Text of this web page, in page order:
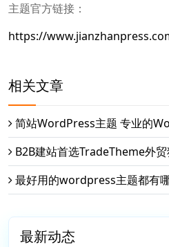
主题官方链接：
https://
相关文章
简站WordPress主题 专业的
B2B建站首选TradeTheme外
最好用的wordpress主题都有
最新动态